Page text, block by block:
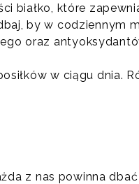
białko, które
by w codziennym
oraz
w ciągu dnia.
z nas powinna